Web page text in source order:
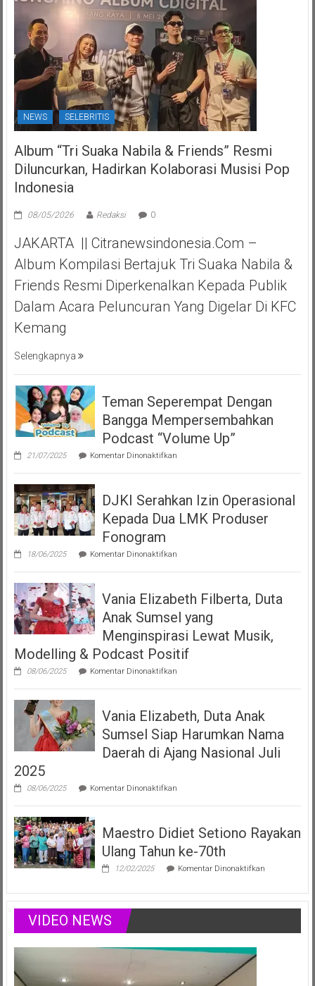
NEWS SELEBRITIS
Album “Tri Suaka Nabila & Friends” Resmi
Diluncurkan, Hadirkan Kolaborasi Musisi Pop
Indonesia
08/05/2026 Redaksi 0
JAKARTA || Citranewsindonesia.com –
Album Kompilasi Bertajuk Tri Suaka Nabila &
Friends Resmi Diperkenalkan Kepada Publik
Dalam Acara Peluncuran Yang Digelar Di KFC
Kemang
Selengkapnya
Teman Seperempat Dengan
Bangga Mempersembahkan
Podcast “Volume Up”
21/07/2025 Komentar Dinonaktifkanpada
Seperempat
Bangga
Mempersembahkan
Podcast
DJKI Serahkan Izin Operasional
Kepada Dua LMK Produser
Fonogram
18/06/2025 Komentar Dinonaktifkanpada
Serahkan
Operasional
Dua
LMK
Produser
Fonogram
Vania Elizabeth Filberta, Duta
Anak Sumsel yang
Menginspirasi Lewat Musik,
Modelling & Podcast Positif
08/06/2025 Komentar Dinonaktifkanpada
Elizabeth
Duta
Sumsel
Menginspirasi
Modelling
Positif
Vania Elizabeth, Duta Anak
Sumsel Siap Harumkan Nama
Daerah di Ajang Nasional Juli
2025
08/06/2025 Komentar Dinonaktifkanpada
Elizabeth,
Anak
Siap
Harumkan
Ajang
Juli
Maestro Didiet Setiono Rayakan
Ulang Tahun ke-70th
12/02/2025 Komentar Dinonaktifkanpada
Setiono
Rayakan
Tahun
VIDEO NEWS